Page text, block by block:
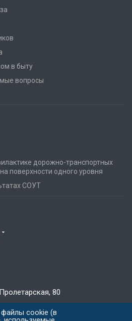
в быту
вопросы
дорожно-транспортных
поверхности одного уровня
СОУТ
80
cookie (в